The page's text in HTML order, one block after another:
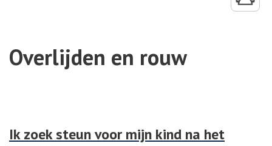
Overlijden en rouw
Ik zoek steun voor mijn kind na het